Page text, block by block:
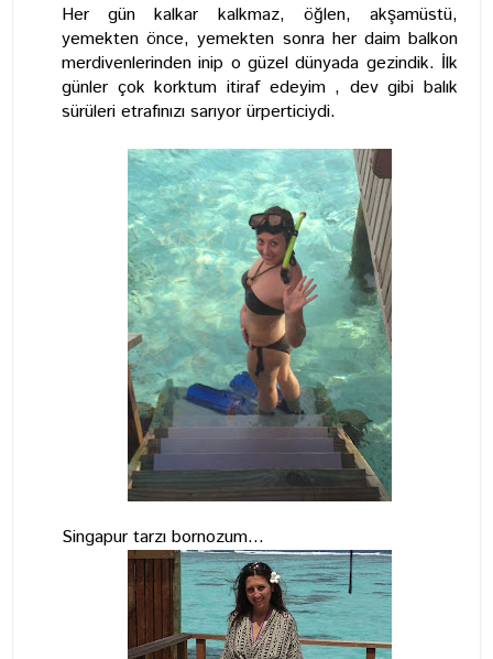
Her gün kalkar kalkmaz, öğlen, akşamüstü,
yemekten önce, yemekten sonra her daim balkon
merdivenlerinden inip o güzel dünyada gezindik. İlk
günler çok korktum itiraf edeyim , dev gibi balık
sürüleri etrafınızı sarıyor ürperticiydi.
Singapur tarzı bornozum...